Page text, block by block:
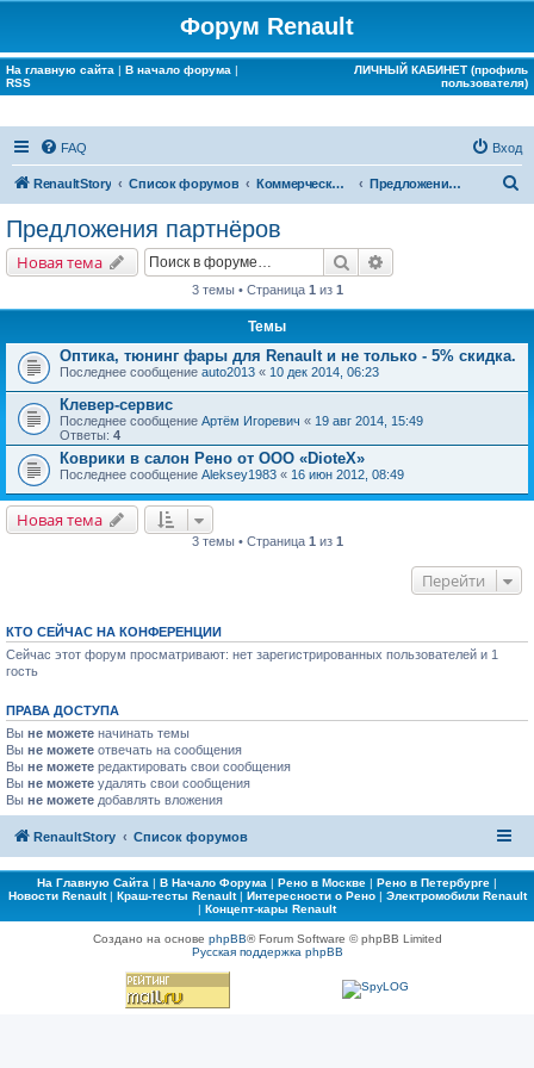
Форум Renault
На главную сайта | В начало форума |
RSS
ЛИЧНЫЙ КАБИНЕТ (профиль
пользователя)
FAQ Вход
RenaultStory Список форумов Коммерческие разделы Предложения партнёров
Предложения партнёров
Новая тема Поиск
3 темы • Страница 1 из 1
Темы
Оптика, тюнинг фары для Renault и не только - 5% скидка.
Последнее сообщение auto2013 « 10 дек 2014, 06:23
Клевер-сервис
Последнее сообщение Артём Игоревич « 19 авг 2014, 15:49
Ответы: 4
Коврики в салон Рено от ООО «DioteX»
Последнее сообщение Aleksey1983 « 16 июн 2012, 08:49
Новая тема
3 темы • Страница 1 из 1
Перейти
КТО СЕЙЧАС НА КОНФЕРЕНЦИИ
Сейчас этот форум просматривают: нет зарегистрированных пользователей и 1
гость
ПРАВА ДОСТУПА
Вы не можете начинать темы
Вы не можете отвечать на сообщения
Вы не можете редактировать свои сообщения
Вы не можете удалять свои сообщения
Вы не можете добавлять вложения
RenaultStory Список форумов
На Главную Сайта | В Начало Форума | Рено в Москве | Рено в Петербурге |
Новости Renault| Краш-тесты Renault| Интересности о Рено| Электромобили Renault
| Концепт-кары Renault
Создано на основе phpBB® Forum Software © phpBB Limited
Русская поддержка phpBB